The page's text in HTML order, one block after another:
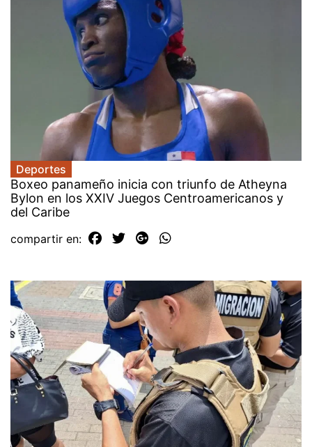
Deportes
Boxeo panameño inicia con triunfo de Atheyna
Bylon en los XXIV Juegos Centroamericanos y
del Caribe
compartir en: